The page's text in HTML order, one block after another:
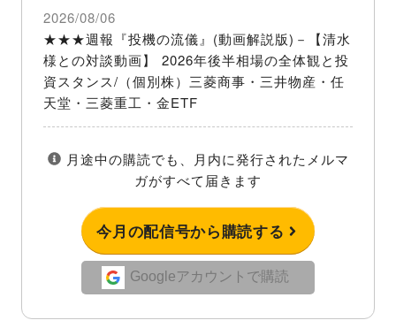
2026/08/06
★★★週報『投機の流儀』(動画解説版)－【清水
様との対談動画】 2026年後半相場の全体観と投
資スタンス/（個別株）三菱商事・三井物産・任
天堂・三菱重工・金ETF
月途中の購読でも、月内に発行されたメルマ
ガがすべて届きます
今月の配信号から購読する
Googleアカウントで購読